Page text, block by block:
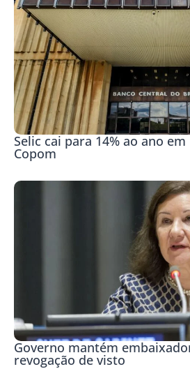
Selic cai para 14% ao ano
Copom
Governo mantém
revogação de visto